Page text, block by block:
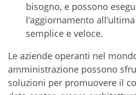
bisogno, e possono
l’aggiornamento
semplice e veloce.
Le aziende operanti nel
amministrazione possono
soluzioni per promuovere il